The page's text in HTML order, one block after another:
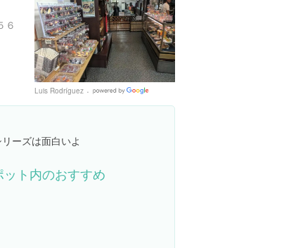
６
Luis Rodríguez
Places
ーズは面白いよ
ット内のおすすめ